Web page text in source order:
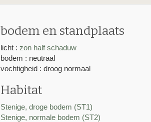
bodem en standplaats
licht : zon half schaduw
bodem : neutraal
vochtigheid : droog normaal
Habitat
Stenige, droge bodem (ST1)
Stenige, normale bodem (ST2)